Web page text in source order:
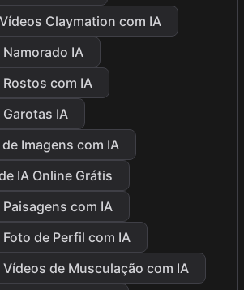
Claymation com IA
IA
Rostos com IA
IA
Imagens com IA
IA Online Grátis
com IA
de Perfil com IA
Vídeos de Musculação com IA